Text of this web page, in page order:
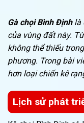
Gà chọi Bình Địnhlà
của vùng đất này.
không thể thiếu
phương. Trong bài
hơn loại chiến kê
Lịch sử phát